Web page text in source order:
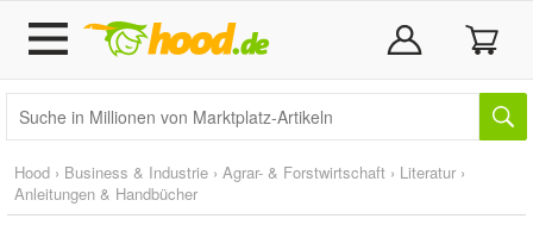
Hood › Business & Industrie › Agrar- & Forstwirtschaft › Literatur ›
Anleitungen & Handbücher